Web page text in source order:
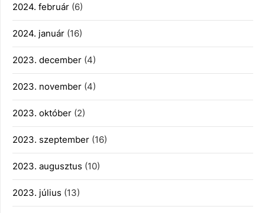
2024. február (6)
2024. január (16)
2023. december (4)
2023. november (4)
2023. október (2)
2023. szeptember (16)
2023. augusztus (10)
2023. július (13)